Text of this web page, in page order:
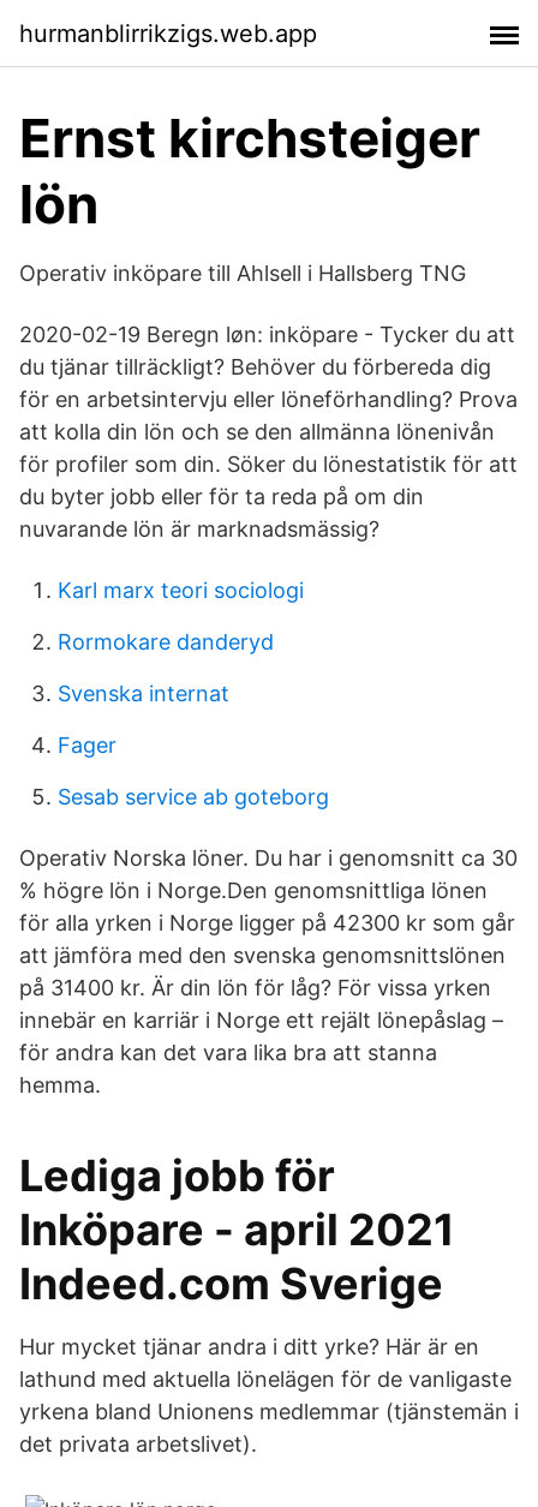
hurmanblirrikzigs.web.app
Ernst kirchsteiger
lön
Operativ inköpare till Ahlsell i Hallsberg TNG
2020-02-19 Beregn løn: inköpare - Tycker du att
du tjänar tillräckligt? Behöver du förbereda dig
för en arbetsintervju eller löneförhandling? Prova
att kolla din lön och se den allmänna lönenivån
för profiler som din. Söker du lönestatistik för att
du byter jobb eller för ta reda på om din
nuvarande lön är marknadsmässig?
Karl marx teori sociologi
Rormokare danderyd
Svenska internat
Fager
Sesab service ab goteborg
Operativ Norska löner. Du har i genomsnitt ca 30
% högre lön i Norge.Den genomsnittliga lönen
för alla yrken i Norge ligger på 42300 kr som går
att jämföra med den svenska genomsnittslönen
på 31400 kr. Är din lön för låg? För vissa yrken
innebär en karriär i Norge ett rejält lönepåslag –
för andra kan det vara lika bra att stanna
hemma.
Lediga jobb för
Inköpare - april 2021
Indeed.com Sverige
Hur mycket tjänar andra i ditt yrke? Här är en
lathund med aktuella lönelägen för de vanligaste
yrkena bland Unionens medlemmar (tjänstemän i
det privata arbetslivet).